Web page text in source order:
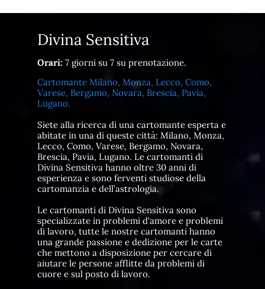
Divina Sensitiva
Orari: 7 giorni su 7 su prenotazione.
Cartomante Milano, Monza, Lecco, Como,
Varese, Bergamo, Novara, Brescia, Pavia,
Lugano.
Siete alla ricerca di una cartomante esperta e
abitate in una di queste città: Milano, Monza,
Lecco, Como, Varese, Bergamo, Novara,
Brescia, Pavia, Lugano. Le cartomanti di
Divina Sensitiva hanno oltre 30 anni di
esperienza e sono ferventi studiose della
cartomanzia e dell’astrologia.
Le cartomanti di Divina Sensitiva sono
specializzate in problemi d'amore e problemi
di lavoro, tutte le nostre cartomanti hanno
una grande passione e dedizione per le carte
che mettono a disposizione per cercare di
aiutare le persone afflitte da problemi di
cuore e sul posto di lavoro.